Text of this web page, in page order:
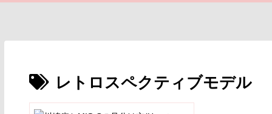
レトロスペクティブモデル